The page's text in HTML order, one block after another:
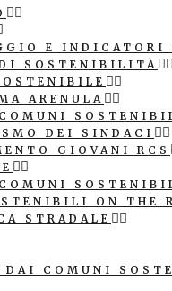
E INDICATORI
SOSTENIBILITÀ
ARENULA
DEI SINDACI
GIOVANI RCS
ON THE
STRADALE
COMUNI